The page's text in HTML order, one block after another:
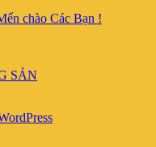
chào Các Bạn !
SẢN